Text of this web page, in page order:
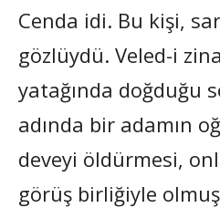
Cenda idi. Bu kişi,
gözlüydü. Veled-i
yatağında doğduğu
adında bir adamın
deveyi öldürmesi,
görüş birliğiyle